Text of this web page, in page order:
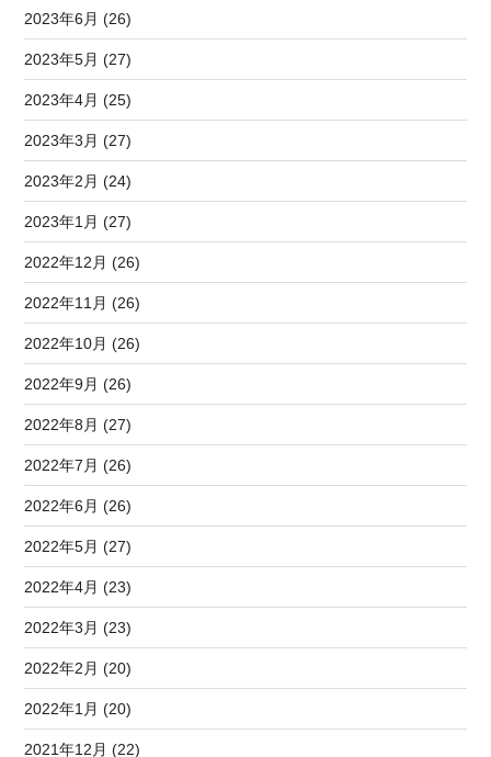
2023年6月 (26)
2023年5月 (27)
2023年4月 (25)
2023年3月 (27)
2023年2月 (24)
2023年1月 (27)
2022年12月 (26)
2022年11月 (26)
2022年10月 (26)
2022年9月 (26)
2022年8月 (27)
2022年7月 (26)
2022年6月 (26)
2022年5月 (27)
2022年4月 (23)
2022年3月 (23)
2022年2月 (20)
2022年1月 (20)
2021年12月 (22)